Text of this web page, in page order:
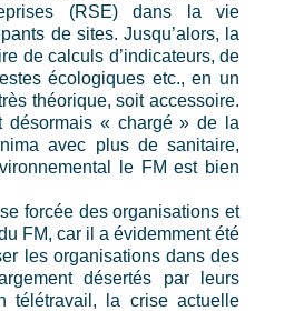
(RSE) dans la vie
de sites. Jusqu’alors, la
de calculs d’indicateurs, de
écologiques etc., en un
théorique, soit accessoire.
désormais « chargé » de la
avec plus de sanitaire,
le FM est bien
forcée des organisations et
FM, car il a évidemment été
les organisations dans des
désertés par leurs
télétravail, la crise actuelle